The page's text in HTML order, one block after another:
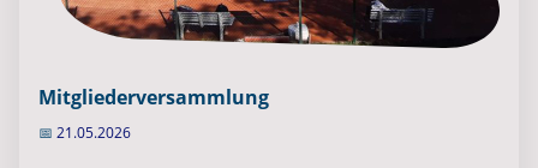
Mitgliederversammlung
📅 21.05.2026